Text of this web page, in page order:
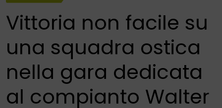
Vittoria non facile su
una squadra ostica
nella gara dedicata
al compianto Walter